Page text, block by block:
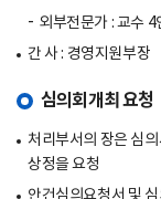
외부전문가 : 교수 4
간 사 : 경영지원부장
심의회개최 요청
처리부서의 장은 심
상정을 요청
안건심의요청서 및